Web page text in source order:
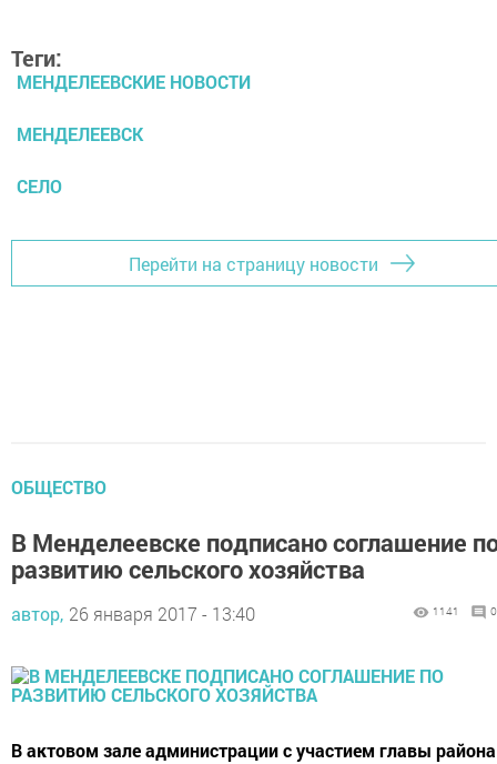
Теги:
МЕНДЕЛЕЕВСКИЕ НОВОСТИ
МЕНДЕЛЕЕВСК
СЕЛО
Перейти на страницу новости
ОБЩЕСТВО
В Менделеевске подписано соглашение
развитию сельского хозяйства
автор, 26 января 2017 - 13:40 1141 0
В актовом зале администрации с участием главы района